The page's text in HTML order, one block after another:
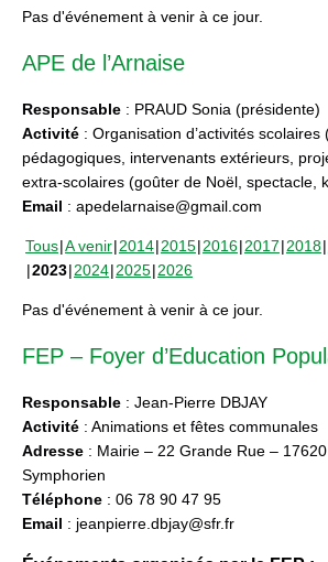
Pas d'événement à venir à ce jour.
APE de l’Arnaise
Responsable : PRAUD Sonia (présidente)
Activité : Organisation d’activités scolaires
pédagogiques, intervenants extérieurs,
extra-scolaires (goûter de Noël, spectacle,
Email : apedelarnaise@gmail.com
Tous A venir 2014 2015 2016 2017 2018
2023 2024 2025 2026
Pas d'événement à venir à ce jour.
FEP – Foyer d’Education
Responsable : Jean-Pierre DBJAY
Activité : Animations et fêtes communales
Adresse : Mairie – 22 Grande Rue –
Symphorien
Téléphone : 06 78 90 47 95
Email : jeanpierre.dbjay@sfr.fr